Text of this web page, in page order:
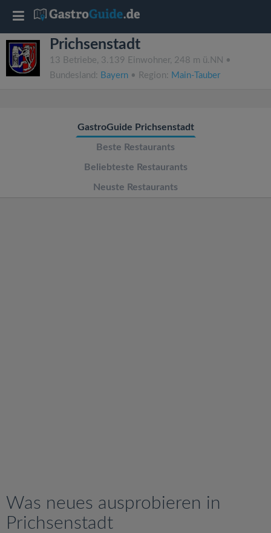
Prichsenstadt
13 Betriebe, 3.139 Einwohner, 248 m ü.NN •
Bundesland: Bayern • Region: Main-Tauber
GastroGuide Prichsenstadt
Beste Restaurants
Beliebteste Restaurants
Neuste Restaurants
Was neues ausprobieren in
Prichsenstadt
T
o
g
n